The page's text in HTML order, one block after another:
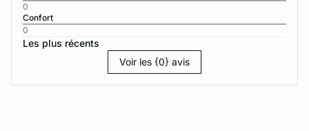
0
Confort
0
Les plus récents
Voir les {0} avis